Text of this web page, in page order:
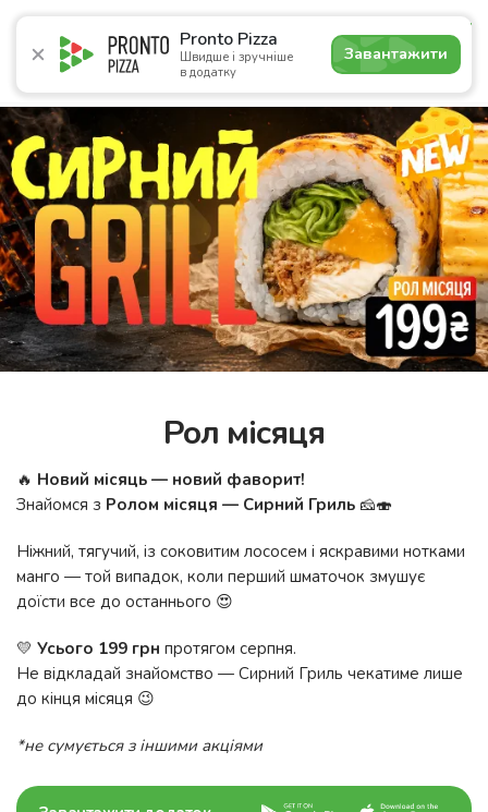
Pronto Pizza
Швидше і зручніше
в додатку
Завантажити
4.7
Акції Піца Суші Сети Лаваші Комбо Напої
Рол місяця
🔥 Новий місяць — новий фаворит!
Знайомся з Ролом місяця — Сирний Гриль 🧀🍣
Ніжний, тягучий, із соковитим лососем і яскравими нотками
манго — той випадок, коли перший шматочок змушує
доїсти все до останнього 😍
💛 Усього 199 грн протягом серпня.
Не відкладай знайомство — Сирний Гриль чекатиме лише
до кінця місяця 😉
*не сумується з іншими акціями